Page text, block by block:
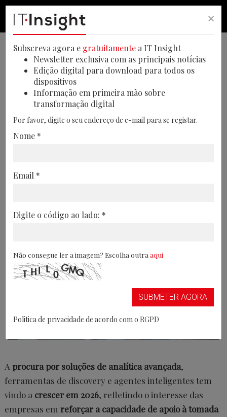
Procura por analítica
avançada acelera em 2026
A procura por soluções de analítica
modelos que apoiem decisões de negócio
A procura por soluções de analítica avançada,
ferramentas de discovery e agentes inteligentes tem
vindo a crescer em 2026, refletindo o interesse das
empresas em reforçar a capacidade de apoio à tomada
×
Subscreva agora e gratuitamente a IT Insight
Newsletter exclusiva com as principais notícias
Edição digital para download para todos os
dispositivos
Informação em primeira mão sobre
transformação digital
Por favor, digite o seu endereço de e-mail para se registar.
Nome *
Email *
Digite o código ao lado: *
Não consegue ler a imagem? Escolha outra aqui
SUBMETER AGORA
Politica de privacidade de acordo com o RGPD